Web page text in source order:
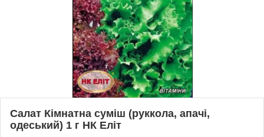
Салат Кімнатна суміш (руккола, апачі,
одеський) 1 г НК Еліт